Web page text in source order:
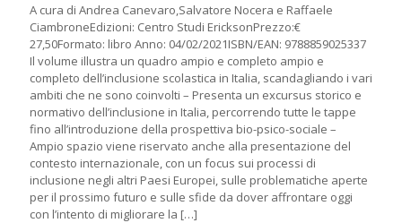
A cura di Andrea Canevaro,Salvatore Nocera e Raffaele
CiambroneEdizioni: Centro Studi EricksonPrezzo:€
27,50Formato: libro Anno: 04/02/2021ISBN/EAN: 9788859025337
Il volume illustra un quadro ampio e completo ampio e
completo dell’inclusione scolastica in Italia, scandagliando i vari
ambiti che ne sono coinvolti – Presenta un excursus storico e
normativo dell’inclusione in Italia, percorrendo tutte le tappe
fino all’introduzione della prospettiva bio-psico-sociale –
Ampio spazio viene riservato anche alla presentazione del
contesto internazionale, con un focus sui processi di
inclusione negli altri Paesi Europei, sulle problematiche aperte
per il prossimo futuro e sulle sfide da dover affrontare oggi
con l’intento di migliorare la […]